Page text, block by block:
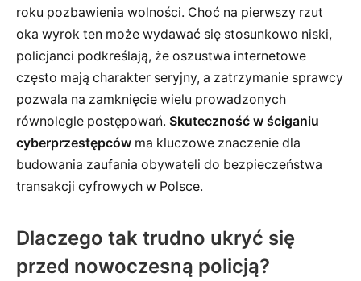
roku pozbawienia wolności. Choć na pierwszy rzut
oka wyrok ten może wydawać się stosunkowo niski,
policjanci podkreślają, że oszustwa internetowe
często mają charakter seryjny, a zatrzymanie sprawcy
pozwala na zamknięcie wielu prowadzonych
równolegle postępowań. Skuteczność w ściganiu
cyberprzestępców ma kluczowe znaczenie dla
budowania zaufania obywateli do bezpieczeństwa
transakcji cyfrowych w Polsce.
Dlaczego tak trudno ukryć się
przed nowoczesną policją?